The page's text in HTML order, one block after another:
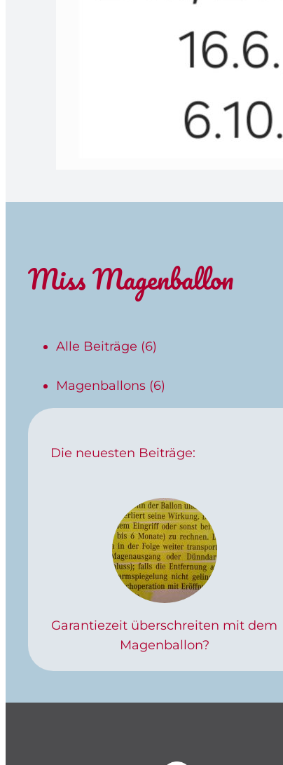
Miss Magenballon
Alle Beiträge (6)
Magenballons (6)
Die neuesten Beiträge:
Garantiezeit überschreiten mit dem
Magenballon?